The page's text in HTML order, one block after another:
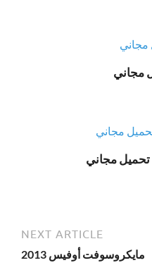
NEXT ARTICLE
مايكروسوفت أوفيس 2013